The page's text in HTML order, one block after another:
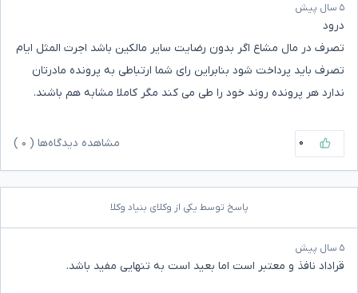
۵ سال پیش
درود
تصرف در مال مشاع اگر بدون رضایت سایر مالکین باشد اجرت المثل ایام
تصرف باید پرداخت شود بنابراین رای شما ارتباطی به پرونده مادرتان
ندارد هر پرونده روند خود را طی می کند مگر کاملا مشابه هم باشند.
۰ مشاهده دیدگاه‌ها ( ۰
پاسخ توسط یکی از وکلای بنیاد وکلا
۵ سال پیش
قراداد نافذ و معتبر است اما بعید است به تنهایی مفید باشد.